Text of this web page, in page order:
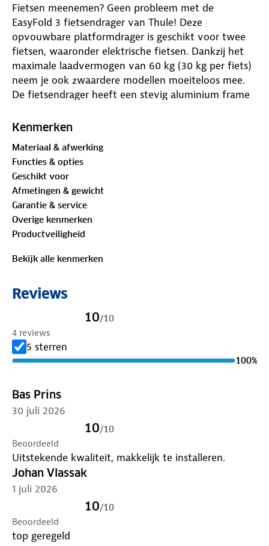
Fietsen meenemen? Geen probleem met de
EasyFold 3 fietsendrager van Thule! Deze
opvouwbare platformdrager is geschikt voor twee
fietsen, waaronder elektrische fietsen. Dankzij het
maximale laadvermogen van 60 kg (30 kg per fiets)
neem je ook zwaardere modellen moeiteloos mee.
De fietsendrager heeft een stevig aluminium frame
betrouwbare verlichting. Je fietsen staan stevig vast
met de framebevestiging en geïntegreerde sloten.
Met een maximale bandbreedte van 76 mm passen
verschillende fietsmodellen op de drager. Na gebruik
klap je hem eenvoudig in en berg je hem op.
Vervoer je fietsen veilig en makkelijk!
De Thule EasyFold 3 fietsendrager komt als beste uit
onderdelen, zoals montage, gebruiksgemak en
constructie. Lees hier
Kenmerken
Materiaal & afwerking
Functies & opties
Geschikt voor
Afmetingen & gewicht
Garantie & service
Overige kenmerken
Productveiligheid
Bekijk alle kenmerken
Reviews
10/10
4 reviews
5 sterren
100%
Bas Prins
30 juli 2026
10/10
Beoordeeld
Uitstekende kwaliteit, makkelijk te installeren.
Johan Vlassak
1 juli 2026
10/10
Beoordeeld
top geregeld